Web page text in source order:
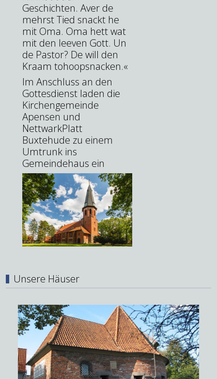
Geschichten. Aver de
mehrst Tied snackt he
mit Oma. Oma hett wat
mit den leeven Gott. Un
de Pastor? De will den
Kraam tohoopsnacken.«
Im Anschluss an den
Gottesdienst laden die
Kirchengemeinde
Apensen und
NettwarkPlatt
Buxtehude zu einem
Umtrunk ins
Gemeindehaus ein
Unsere Häuser